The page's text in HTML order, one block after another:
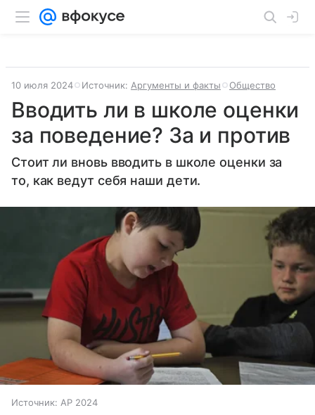
10 июля 2024 Источник: Аргументы и факты Общество
Вводить ли в школе оценки
за поведение? За и против
Стоит ли вновь вводить в школе оценки за
то, как ведут себя наши дети.
Источник: AP 2024